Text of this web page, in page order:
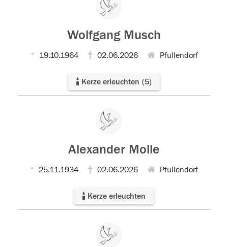
Wolfgang Musch
19.10.1964 02.06.2026 Pfullendorf
Kerze erleuchten (5)
Alexander Molle
25.11.1934 02.06.2026 Pfullendorf
Kerze erleuchten